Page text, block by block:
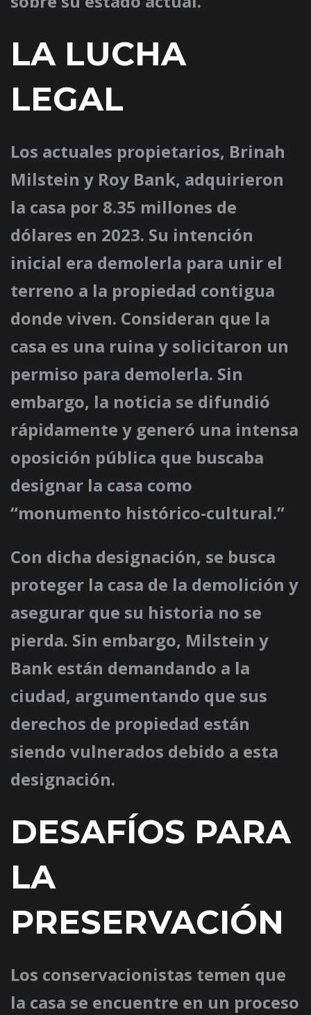
LA LUCHA
LEGAL
Los actuales propietarios, Brinah
Milstein y Roy Bank, adquirieron
la casa por 8.35 millones de
dólares en 2023. Su intención
inicial era demolerla para unir el
terreno a la propiedad contigua
donde viven. Consideran que la
casa es una ruina y solicitaron un
permiso para demolerla. Sin
embargo, la noticia se difundió
rápidamente y generó una intensa
oposición pública que buscaba
designar la casa como
“monumento histórico-cultural.”
Con dicha designación, se busca
proteger la casa de la demolición y
asegurar que su historia no se
pierda. Sin embargo, Milstein y
Bank están demandando a la
ciudad, argumentando que sus
derechos de propiedad están
siendo vulnerados debido a esta
designación.
DESAFÍOS PARA
LA
PRESERVACIÓN
Los conservacionistas temen que
la casa se encuentre en un proceso